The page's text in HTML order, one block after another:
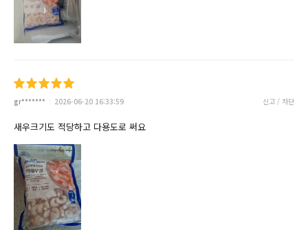
gr******* 2026-06-20 16:33:59 신고 / 차단
새우크기도 적당하고 다용도로 써요